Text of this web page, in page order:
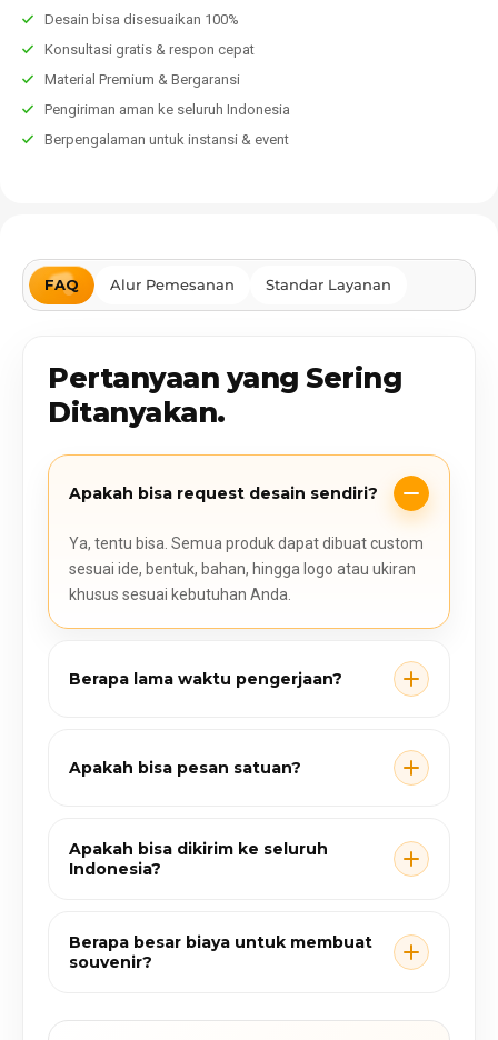
Desain bisa disesuaikan 100%
Konsultasi gratis & respon cepat
Material Premium & Bergaransi
Pengiriman aman ke seluruh Indonesia
Berpengalaman untuk instansi & event
FAQ Alur Pemesanan Standar Layanan
Pertanyaan yang Sering
Ditanyakan.
Apakah bisa request desain sendiri?
Ya, tentu bisa. Semua produk dapat dibuat custom
sesuai ide, bentuk, bahan, hingga logo atau ukiran
khusus sesuai kebutuhan Anda.
Berapa lama waktu pengerjaan?
Apakah bisa pesan satuan?
Apakah bisa dikirim ke seluruh
Indonesia?
Berapa besar biaya untuk membuat
souvenir?